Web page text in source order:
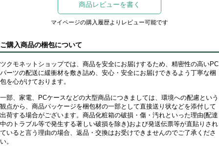
商品レビューを書く
マイページの購入履歴よりレビュー可能です
ご購入商品の梱包について
ツクモネットショップでは、商品を安全にお届けするため、精密性の高いPC
パーツの配送に緩衝材を敷き詰め、安心・安全にお届けできるよう丁寧な梱
包を心がけております。
一部、家電、PCケースなどの大型商品につきましては、環境への配慮という
観点から、商品パッケージを梱包材の一部として直接送り状などを添付して
出荷する場合がございます。商品化粧箱の破損・傷・汚れといった理由(配達
中のトラブル等で発生する著しい破損を除き)および発送伝票等が直貼りされ
ていると言う理由の場合、返品・交換はお受けできませんのでご了承くださ
い。